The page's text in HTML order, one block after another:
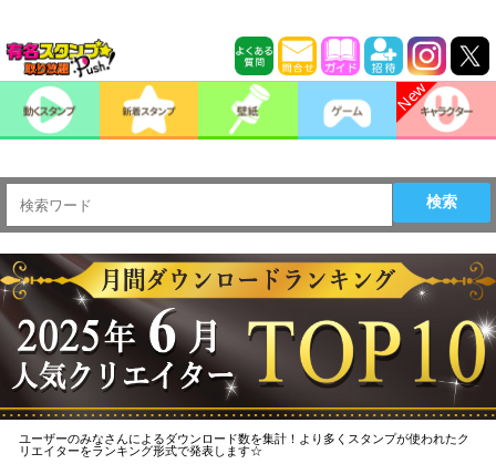
検索
ユーザーのみなさんによるダウンロード数を集計！より多くスタンプが使われたク
リエイターをランキング形式で発表します☆